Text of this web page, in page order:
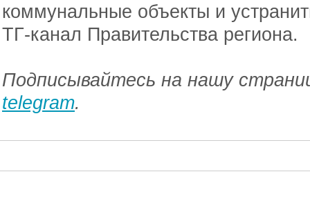
коммунальные объекты и
ТГ-канал Правительства региона.
Подписывайтесь на нашу
telegram.